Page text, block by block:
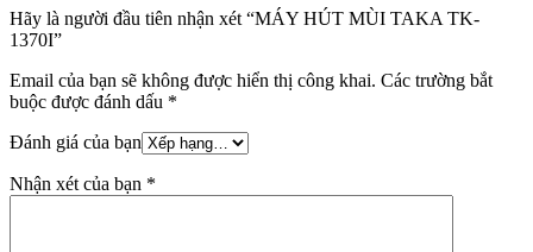
Hãy là người đầu tiên nhận xét “MÁY HÚT MÙI TAKA TK-
1370I”
Email của bạn sẽ không được hiển thị công khai. Các trường bắt
buộc được đánh dấu *
Đánh giá của bạn
Nhận xét của bạn *